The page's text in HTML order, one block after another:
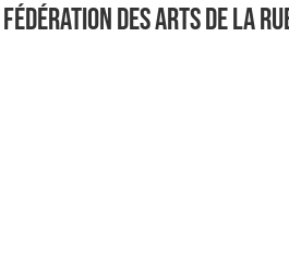
Fédération des arts de la